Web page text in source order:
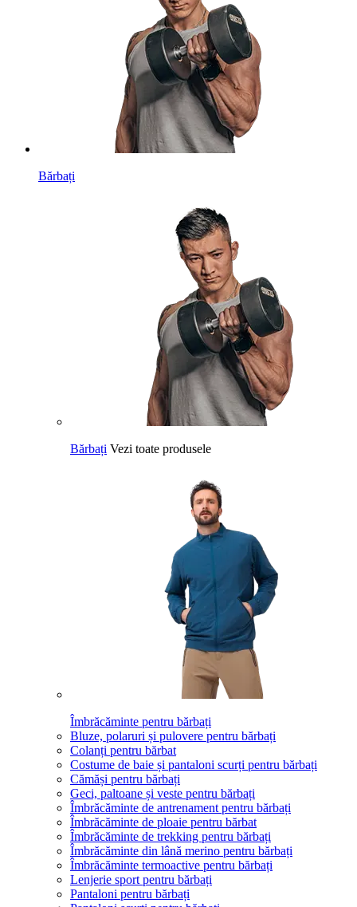
Bărbați
Bărbați Vezi toate produsele
Îmbrăcăminte pentru bărbați
Bluze, polaruri și pulovere pentru bărbați
Colanți pentru bărbat
Costume de baie și pantaloni scurți pentru bărbați
Cămăși pentru bărbați
Geci, paltoane și veste pentru bărbați
Îmbrăcăminte de antrenament pentru bărbați
Îmbrăcăminte de ploaie pentru bărbat
Îmbrăcăminte de trekking pentru bărbați
Îmbrăcăminte din lână merino pentru bărbați
Îmbrăcăminte termoactive pentru bărbați
Lenjerie sport pentru bărbați
Pantaloni pentru bărbați